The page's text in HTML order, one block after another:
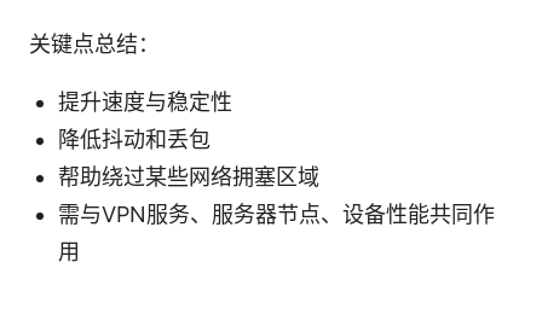
关键点总结：
提升速度与稳定性
降低抖动和丢包
帮助绕过某些网络拥塞区域
需与VPN服务、服务器节点、设备性能共同作
用